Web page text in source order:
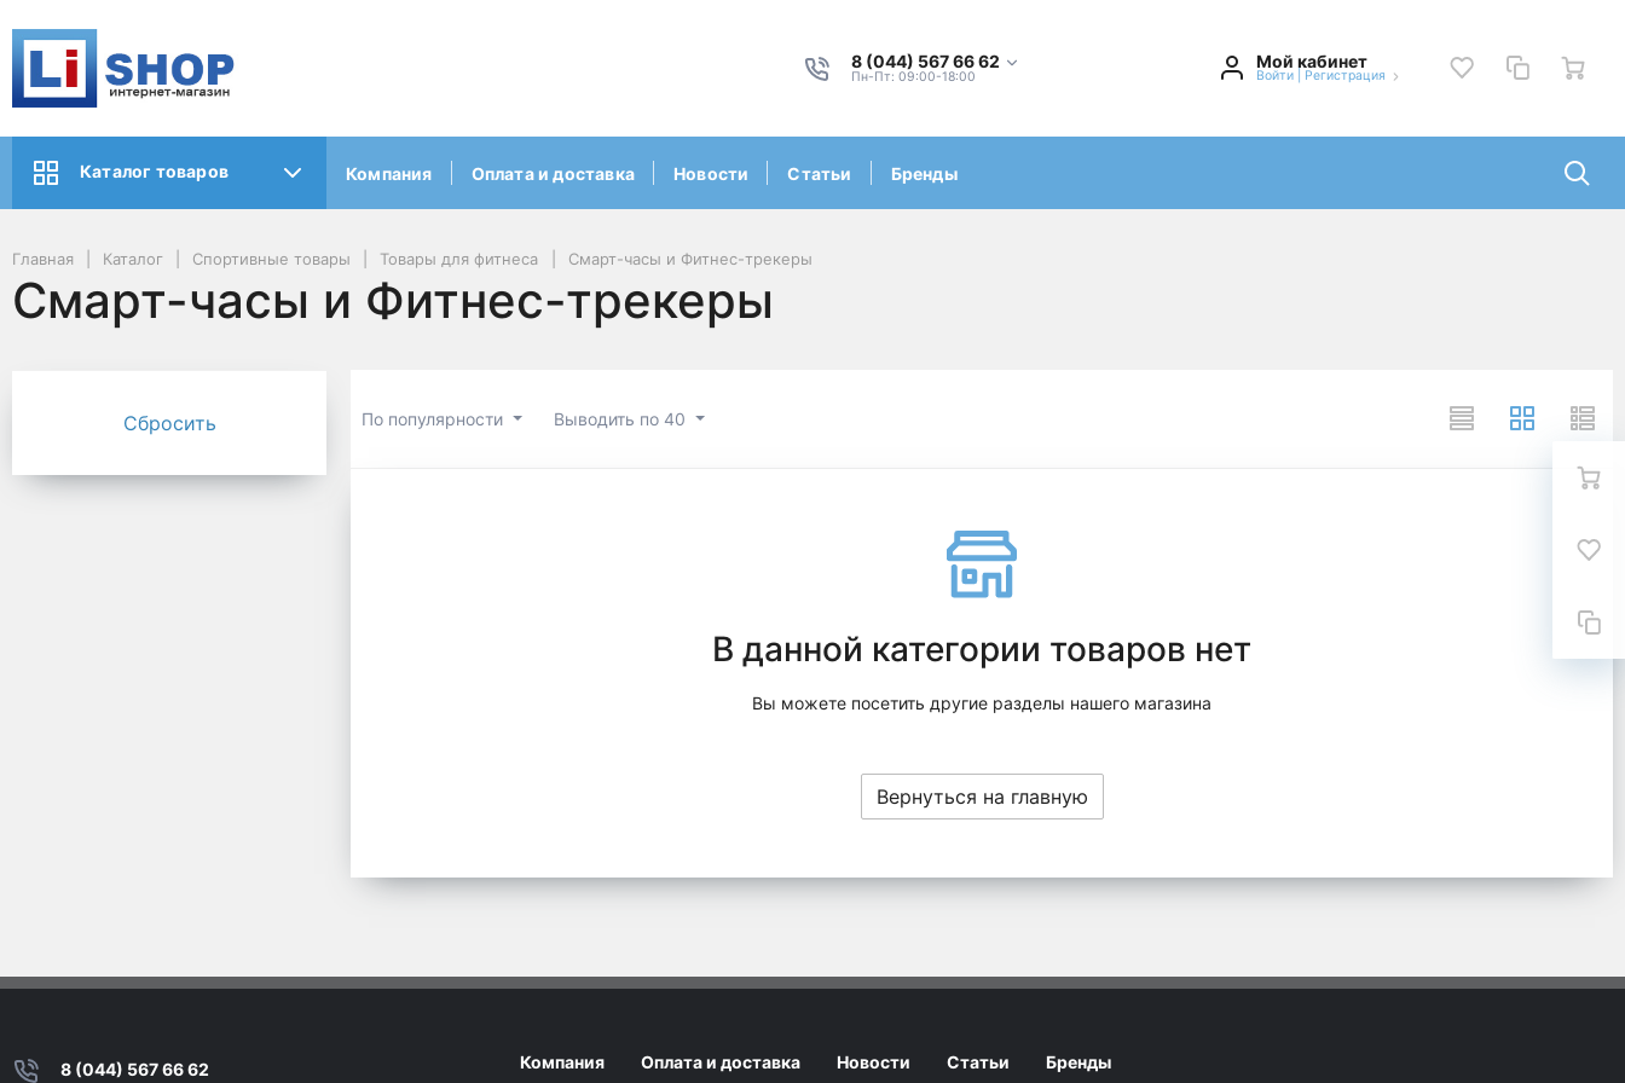
8 (044) 567 66 62
Пн-Пт: 09:00-18:00
Мой кабинет
Войти Регистрация
Каталог товаров Компания Оплата и доставка Новости Статьи Бренды
Главная Каталог Спортивные товары Товары для фитнеса Смарт-часы и Фитнес-трекеры
Смарт-часы и Фитнес-трекеры
По популярности Выводить по 40
В данной категории товаров нет
Вы можете посетить другие разделы нашего магазина
Вернуться на главную
8 (044) 567 66 62 Компания Оплата и доставка Новости Статьи Бренды